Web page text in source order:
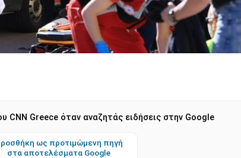
CNN Greece όταν αναζητάς ειδήσεις στην Google
ως προτιμώμενη πηγή
στα αποτελέσματα Google